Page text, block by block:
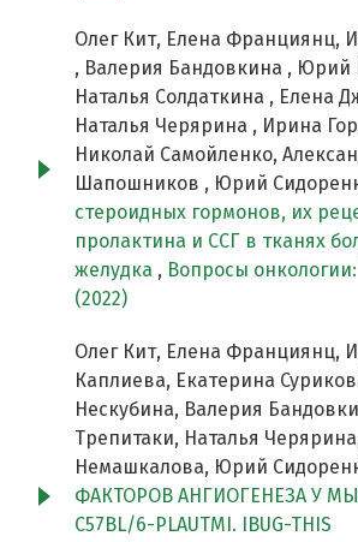
Олег Кит, Елена Франциянц,
, Валерия Бандовкина , Юрий
Наталья Солдаткина , Елена
Наталья Черярина , Ирина
Николай Самойленко,
Шапошников , Юрий
стероидных гормонов, их
пролактина и ССГ в тканях
желудка , Вопросы
(2022)
Олег Кит, Елена Франциянц,
Каплиева, Екатерина
Нескубина, Валерия
Трепитаки, Наталья
Немашкалова, Юрий
ФАКТОРОВ АНГИОГЕНЕЗА У
C57BL/6-PLAUTMI. IBUG-THIS